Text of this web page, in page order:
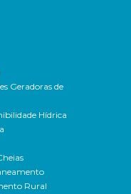
Geradoras de
Hídrica
Rural